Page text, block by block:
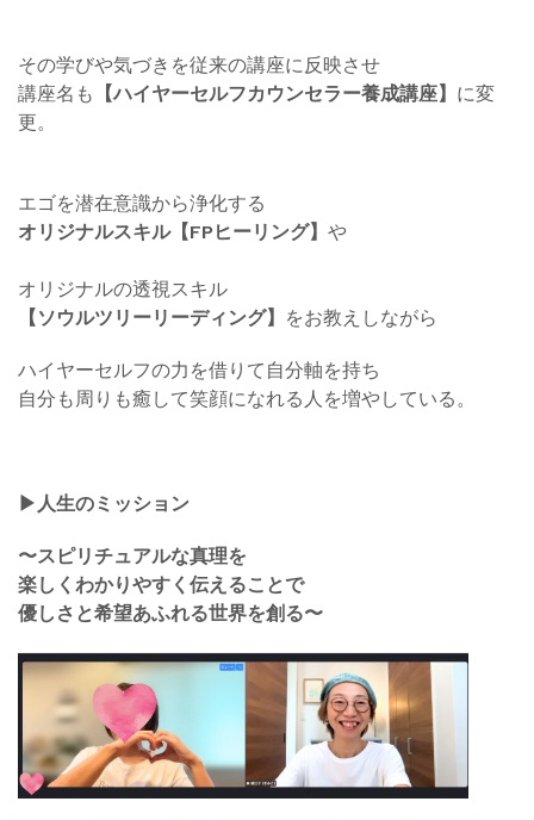
その学びや気づきを従来の講座に反映させ
講座名も
【ハイヤーセルフカウンセラー養成講座】 に変
更。
エゴを潜在意識から浄化する
オリジナルスキル【FPヒーリング】 や
オリジナルの透視スキル
【ソウルツリーリーディング】
をお教えしながら
ハイヤーセルフの力を借りて自分軸を持ち
自分も周りも癒して笑顔になれる人を増やしている。
▶︎人生のミッション
〜スピリチュアルな真理を
楽しくわかりやすく伝えることで
優しさと希望あふれる世界を創る〜